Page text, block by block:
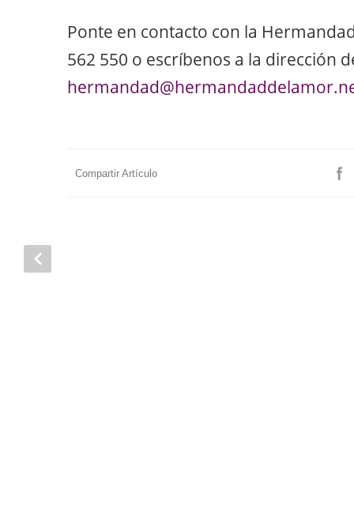
Ponte en contacto con la
562 550 o escríbenos a la dirección
Compartir Artículo